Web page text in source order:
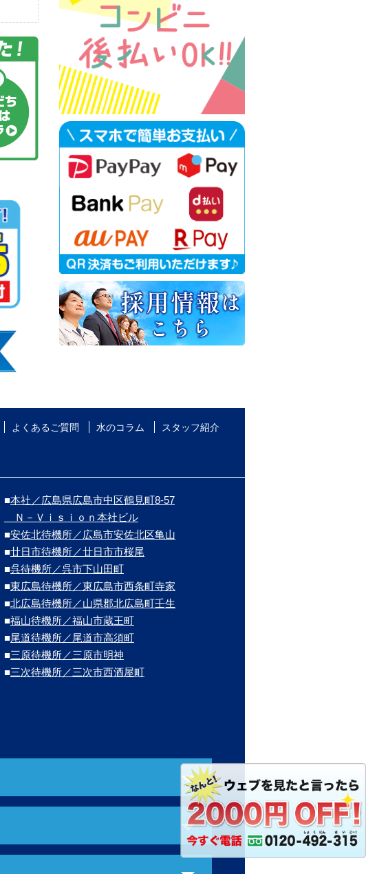
よくあるご質問 水のコラム
スタッフ紹介
■本社／広島県広島市中区鶴見町8-57
Ｎ－Ｖｉｓｉｏｎ本社ビル
■安佐北待機所／広島市安佐北区亀山
■廿日市待機所／廿日市市桜尾
■呉待機所／呉市下山田町
■東広島待機所／東広島市西条町寺家
■北広島待機所／山県郡北広島町壬生
■福山待機所／福山市蔵王町
■尾道待機所／尾道市高須町
■三原待機所／三原市明神
■三次待機所／三次市西酒屋町